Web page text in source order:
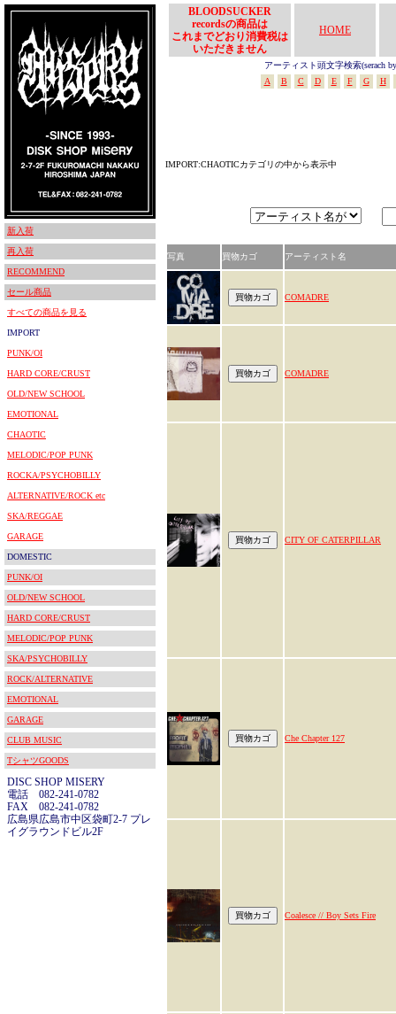
新入荷
再入荷
RECOMMEND
セール商品
すべての商品を見る
IMPORT
PUNK/OI
HARD CORE/CRUST
OLD/NEW SCHOOL
EMOTIONAL
CHAOTIC
MELODIC/POP PUNK
ROCKA/PSYCHOBILLY
ALTERNATIVE/ROCK etc
SKA/REGGAE
GARAGE
DOMESTIC
PUNK/OI
OLD/NEW SCHOOL
HARD CORE/CRUST
MELODIC/POP PUNK
SKA/PSYCHOBILLY
ROCK/ALTERNATIVE
EMOTIONAL
GARAGE
CLUB MUSIC
TシャツGOODS
DISC SHOP MISERY
電話 082-241-0782
FAX 082-241-0782
広島県広島市中区袋町2-7 プレ
イグラウンドビル2F
BLOODSUCKER
recordsの商品は
これまでどおり消費税は
いただきません
HOME
アーティスト頭文字検索(serach
A
B C D E F G H
IMPORT:CHAOTICカテゴリの中から表示中
写真 買物カゴ アーティスト名
COMADRE
COMADRE
CITY OF CATERPILLAR
Che Chapter 127
Coalesce // Boy Sets Fire